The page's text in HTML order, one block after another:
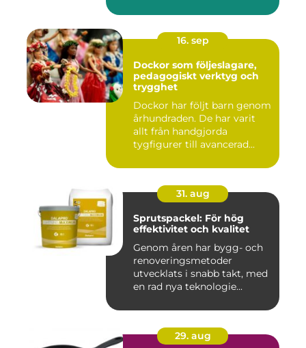
16. sep
Dockor som följeslagare,
pedagogiskt verktyg och
trygghet
Dockor har följt barn genom
århundraden. De har varit
allt från handgjorda
tygfigurer till avancerad...
31. aug
Sprutspackel: För hög
effektivitet och kvalitet
Genom åren har bygg- och
renoveringsmetoder
utvecklats i snabb takt, med
en rad nya teknologie...
29. aug